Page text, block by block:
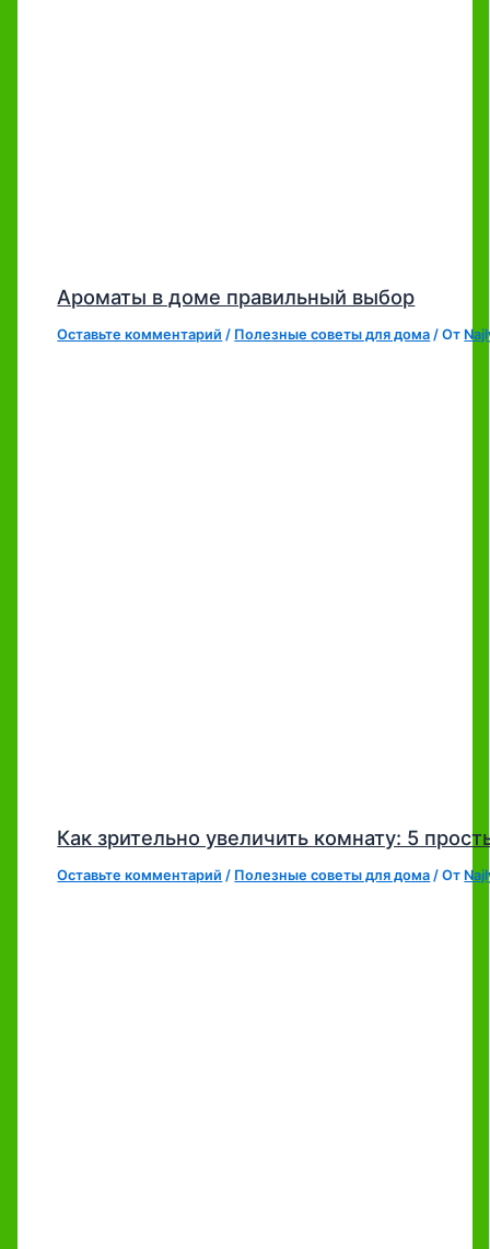
Ароматы в доме правильный выбор
Оставьте комментарий / Полезные советы для дома / От
Как зрительно увеличить комнату: 5
Оставьте комментарий / Полезные советы для дома / От